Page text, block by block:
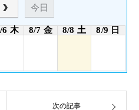
今日
6 木 8/7 金 8/8 土 8/9 日
次の記事